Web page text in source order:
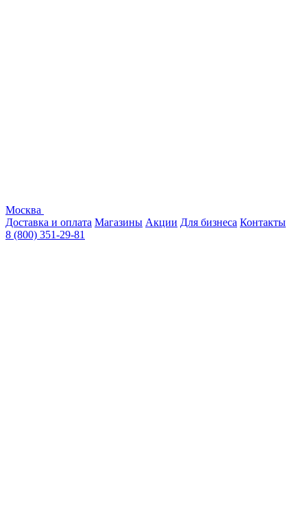
Москва
Доставка и оплата Магазины Акции Для бизнеса Контакты
8 (800) 351-29-81